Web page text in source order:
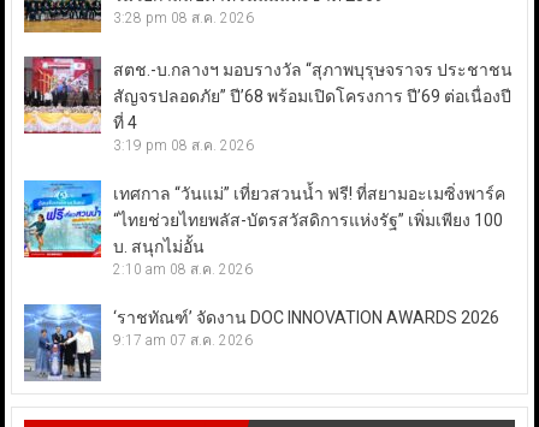
3:28 pm 08 ส.ค. 2026
สตช.-บ.กลางฯ มอบรางวัล “สุภาพบุรุษจราจร ประชาชน
สัญจรปลอดภัย” ปี’68 พร้อมเปิดโครงการ ปี’69 ต่อเนื่องปี
ที่ 4
3:19 pm 08 ส.ค. 2026
เทศกาล “วันแม่” เที่ยวสวนน้ำ ฟรี! ที่สยามอะเมซิ่งพาร์ค
“ไทยช่วยไทยพลัส-บัตรสวัสดิการแห่งรัฐ” เพิ่มเพียง 100
บ. สนุกไม่อั้น
2:10 am 08 ส.ค. 2026
‘ราชทัณฑ์’ จัดงาน DOC INNOVATION AWARDS 2026
9:17 am 07 ส.ค. 2026